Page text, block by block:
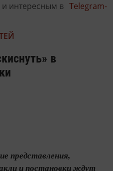
интересным в Telegram-
в
представления,
и постановки ждут